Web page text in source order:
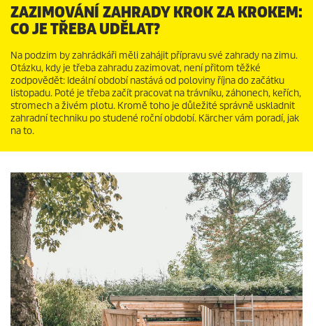
ZAZIMOVÁNÍ ZAHRADY KROK ZA KROKEM:
CO JE TŘEBA UDĚLAT?
Na podzim by zahrádkáři měli zahájit přípravu své zahrady na zimu.
Otázku, kdy je třeba zahradu zazimovat, není přitom těžké
zodpovědět: Ideální období nastává od poloviny října do začátku
listopadu. Poté je třeba začít pracovat na trávníku, záhonech, keřích,
stromech a živém plotu. Kromě toho je důležité správně uskladnit
zahradní techniku po studené roční období. Kärcher vám poradí, jak
na to.